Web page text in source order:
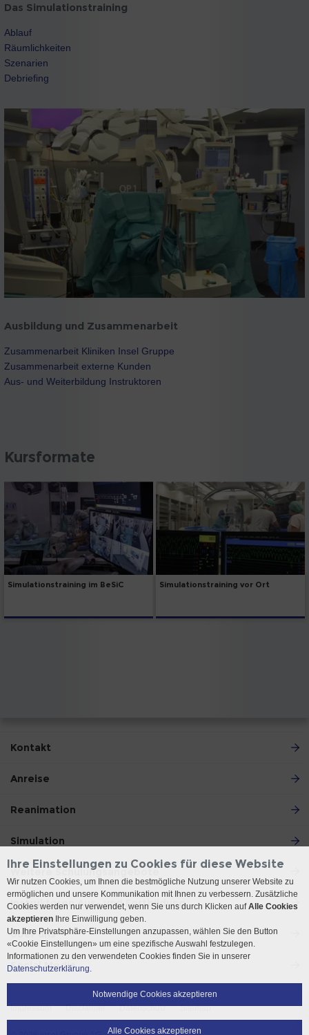
Das Simulationstraining
Ablauf
Räumlichkeiten
Szenarien
Debriefing
Ausbildung und Zusammenarbeit
Zusammenarbeit Kliniken Insel Gruppe
Zusammenarbeit externe Kunden
Aus- und Weiterbildung Instruktoren
Kursformate
Simulationstraining im BeSiC Simulationstraining vor Ort
Kontakt
Anreise
Reanimation
Simulation
Weitere Schulungsangebote
Instruktoren Aus- und Fortbildung
Über uns
Social Media
Impressum Disclaimer Datenschutz Sitemap
Ihre Einstellungen zu Cookies für diese Website
Wir nutzen Cookies, um Ihnen die bestmögliche Nutzung unserer Website zu
ermöglichen und unsere Kommunikation mit Ihnen zu verbessern. Zusätzliche
Cookies werden nur verwendet, wenn Sie uns durch Klicken aufAlle Cookies
akzeptieren Ihre Einwilligung geben.
Um Ihre Privatsphäre-Einstellungen anzupassen, wählen Sie den Button
«Cookie Einstellungen» um eine spezifische Auswahl festzulegen.
Informationen zu den verwendeten Cookies finden Sie in unserer
Datenschutzerklärung.
Notwendige Cookies akzeptieren
Alle Cookies akzeptieren